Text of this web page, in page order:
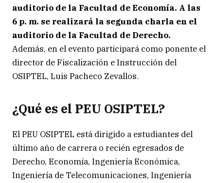
auditorio de la Facultad de Economía. A las
6 p. m. se realizará la segunda charla en el
auditorio de la Facultad de Derecho.
Además, en el evento participará como ponente el
director de Fiscalización e Instrucción del
OSIPTEL, Luis Pacheco Zevallos.
¿Qué es el PEU OSIPTEL?
El PEU OSIPTEL está dirigido a estudiantes del
último año de carrera o recién egresados de
Derecho, Economía, Ingeniería Económica,
Ingeniería de Telecomunicaciones, Ingeniería